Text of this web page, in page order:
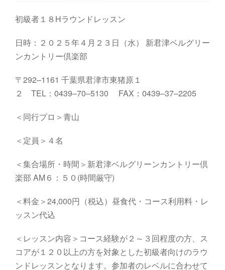
初級者１８Hラウンドレッスン
日時：２０２５年４月２３日（水） 新君津ベルグリー
ンカントリー倶楽部
〒292–1161 千葉県君津市東猪原１
２ TEL ： 0439–70–5130 FAX ： 0439–37–2205
＜同行プロ＞青山
＜定員＞４名
＜集合場所・時間＞ 新君津ベルグリーンカントリー倶
楽部 AM６：５０ (時間厳守)
＜料金＞24,000円（税込）昼食代・コース利用料・レ
ッスン代込
＜レッスン内容＞コース経験が２～３回程度の方、ス
コアが１２０以上の方を対象とした初級者向けのラウ
ンドレッスンとなります。参加者のレベルに合わせて